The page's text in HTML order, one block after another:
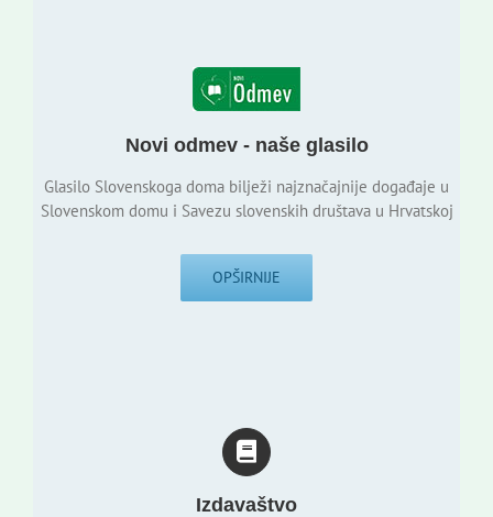
Novi odmev - naše glasilo
Glasilo Slovenskoga doma bilježi najznačajnije događaje u
Slovenskom domu i Savezu slovenskih društava u Hrvatskoj
OPŠIRNIJE
Izdavaštvo